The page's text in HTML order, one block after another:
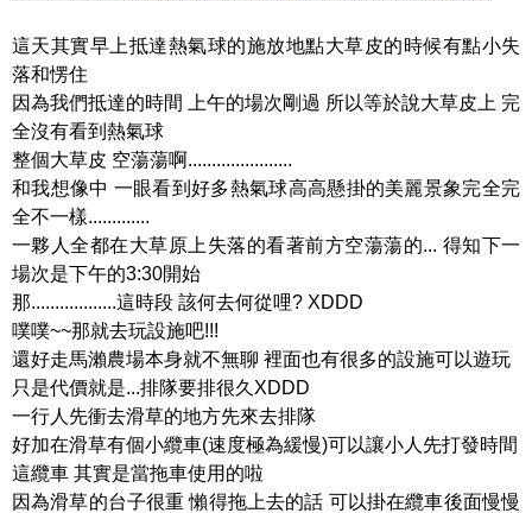
這天其實早上抵達熱氣球的施放地點大草皮的時候有點小失
落和愣住
因為我們抵達的時間 上午的場次剛過 所以等於說大草皮上 完
全沒有看到熱氣球
整個大草皮 空蕩蕩啊......................
和我想像中 一眼看到好多熱氣球高高懸掛的美麗景象完全完
全不一樣.............
一夥人全都在大草原上失落的看著前方空蕩蕩的... 得知下一
場次是下午的3:30開始
那..................這時段 該何去何從哩? XDDD
噗噗~~那就去玩設施吧!!!
還好走馬瀨農場本身就不無聊 裡面也有很多的設施可以遊玩
只是代價就是...排隊要排很久XDDD
一行人先衝去滑草的地方先來去排隊
好加在滑草有個小纜車(速度極為緩慢)可以讓小人先打發時間
這纜車 其實是當拖車使用的啦
因為滑草的台子很重 懶得拖上去的話 可以掛在纜車後面慢慢